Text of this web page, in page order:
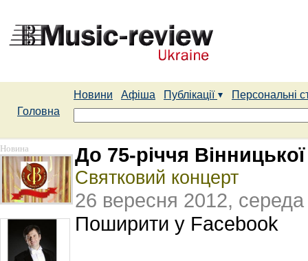
Новини Афіша Публікації
Персональні
Головна
Новина До 75-річчя
Святковий концерт
26 вересня 2012, середа
Поширити у Facebook